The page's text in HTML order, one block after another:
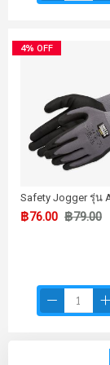
4% OFF
Safety Jogger รุ่น
฿76.00 ฿79.00